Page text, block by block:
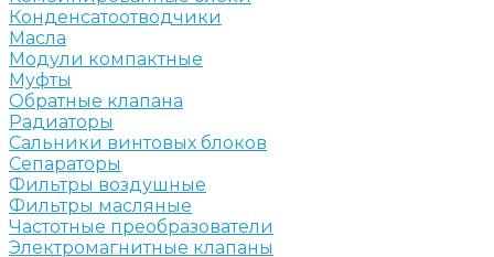
Конденсатоотводчики
Масла
Модули компактные
Муфты
Обратные клапана
Радиаторы
Сальники винтовых блоков
Сепараторы
Фильтры воздушные
Фильтры масляные
Частотные преобразователи
Электромагнитные клапаны